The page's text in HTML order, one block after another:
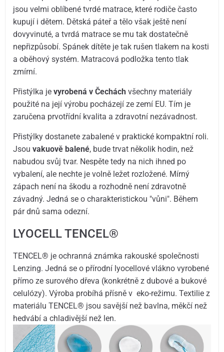
jsou velmi oblíbené tvrdé matrace, které rodiče často
kupují i dětem. Dětská páteř a tělo však ještě není
dovyvinuté, a tvrdá matrace se mu tak dostatečně
nepřizpůsobí. Spánek dítěte je tak rušen tlakem na kosti
a oběhový systém. Matracová podložka tento tlak
zmírní.
Přistýlka jevyrobená v Čechách všechny materiály
použité na její výrobu pocházejí ze zemí EU. Tím je
zaručena prvotřídní kvalita a zdravotní nezávadnost.
Přistýlky dostanete zabalené v praktické kompaktní roli.
Jsouvakuově balené, bude trvat několik hodin, než
nabudou svůj tvar. Nespěte tedy na nich ihned po
vybalení, ale nechte je volně ležet rozložené. Mírný
zápach není na škodu a rozhodně není zdravotně
závadný. Jedná se o charakteristickou "vůni". Během
pár dnů sama odezní.
LYOCELL TENCEL®
TENCEL® je ochranná známka rakouské společnosti
Lenzing. Jedná se o přírodní lyocellové vlákno vyrobené
přímo ze surového dřeva (konkrétně z dubové a bukové
celulózy). Výroba probíhá přísně v eko-režimu. Textilie z
materiálu TENCEL® jsou savější než bavlna, měkčí než
hedvábí a chladivější než len.